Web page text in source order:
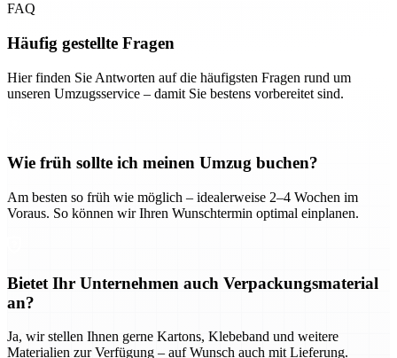
FAQ
Häufig gestellte Fragen
Hier finden Sie Antworten auf die häufigsten Fragen rund um
unseren Umzugsservice – damit Sie bestens vorbereitet sind.
Wie früh sollte ich meinen Umzug buchen?
Am besten so früh wie möglich – idealerweise 2–4 Wochen im
Voraus. So können wir Ihren Wunschtermin optimal einplanen.
Bietet Ihr Unternehmen auch Verpackungsmaterial
an?
Ja, wir stellen Ihnen gerne Kartons, Klebeband und weitere
Materialien zur Verfügung – auf Wunsch auch mit Lieferung.